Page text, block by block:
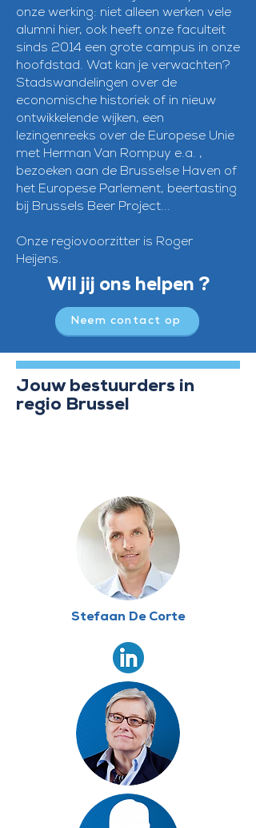
onze werking: niet alleen werken vele
alumni hier, ook heeft onze faculteit
sinds 2014 een grote campus in onze
hoofdstad. Wat kan je verwachten?
Stadswandelingen over de
economische historiek of in nieuw
ontwikkelende wijken, een
lezingenreeks over de Europese Unie
met Herman Van Rompuy e.a. ,
bezoeken aan de Brusselse Haven of
het Europese Parlement, beertasting
bij Brussels Beer Project...
Onze regiovoorzitter is Roger
Heijens.
Wil jij ons helpen ?
Neem contact op
Jouw bestuurders in
regio Brussel
Stefaan De Corte